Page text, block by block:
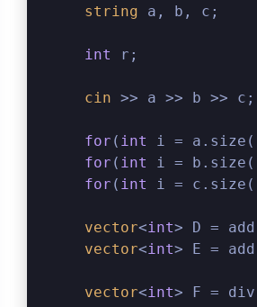
string a, b, c;
int r;
cin >> a >> b >> c;
for ( int i =
for ( int i =
for ( int i =
vector<int> D =
vector<int> E =
vector<int> F =